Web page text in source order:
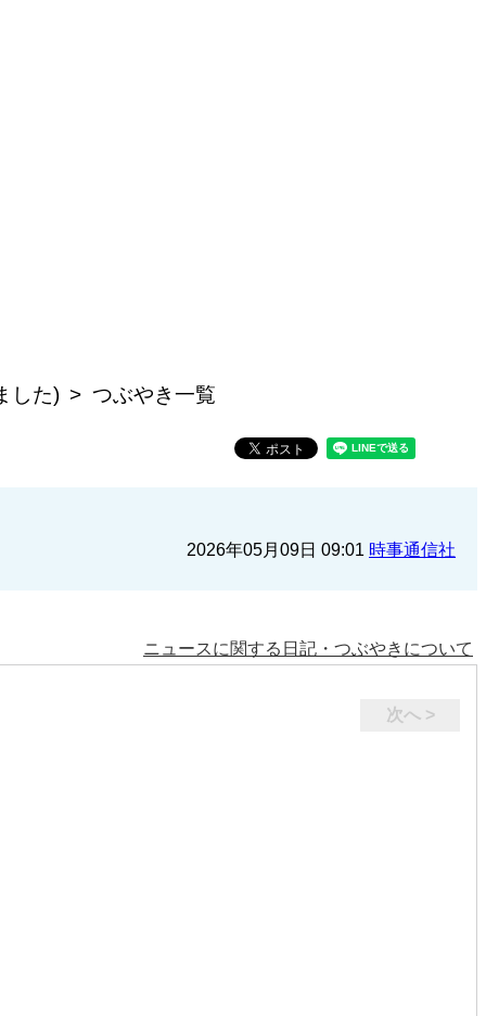
した) つぶやき一覧
2026年05月09日 09:01 時事通信社
ニュースに関する日記・つぶやきについて
次へ >